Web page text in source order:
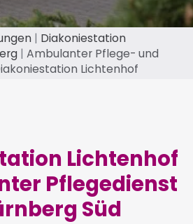
Diakoniestation
Ambulanter Pflege- und
Lichtenhof
Lichtenhof
Pflegedienst
Süd